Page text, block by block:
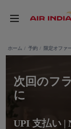
ホーム 予約 限定オファ
次回のフ
に
UPI 支払い |